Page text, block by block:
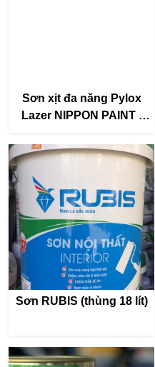
Sơn xịt đa năng Pylox
Lazer NIPPON PAINT -
màu
Sơn RUBIS (thùng 18 lít)